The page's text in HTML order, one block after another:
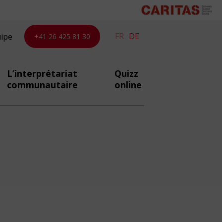
+41 26 425 81 30 FR DE
L’interprétariat
communautaire
Quizz
online